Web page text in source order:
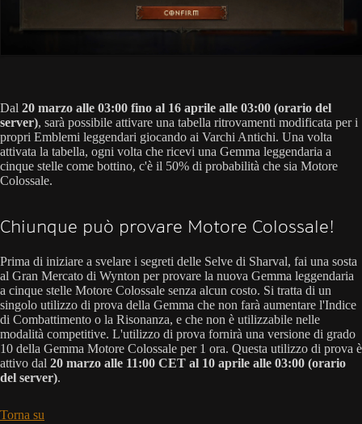
Dal 20 marzo alle 03:00 fino al 16 aprile alle 03:00 (orario del
server), sarà possibile attivare una tabella ritrovamenti modificata per i
propri Emblemi leggendari giocando ai Varchi Antichi. Una volta
attivata la tabella, ogni volta che ricevi una Gemma leggendaria a
cinque stelle come bottino, c'è il 50% di probabilità che sia Motore
Colossale.
Chiunque può provare Motore Colossale!
Prima di iniziare a svelare i segreti delle Selve di Sharval, fai una sosta
al Gran Mercato di Wynton per provare la nuova Gemma leggendaria
a cinque stelle Motore Colossale senza alcun costo. Si tratta di un
singolo utilizzo di prova della Gemma che non farà aumentare l'Indice
di Combattimento o la Risonanza, e che non è utilizzabile nelle
modalità competitive. L'utilizzo di prova fornirà una versione di grado
10 della Gemma Motore Colossale per 1 ora. Questa utilizzo di prova è
attivo dal 20 marzo alle 11:00 CET al 10 aprile alle 03:00 (orario
del server).
Torna su